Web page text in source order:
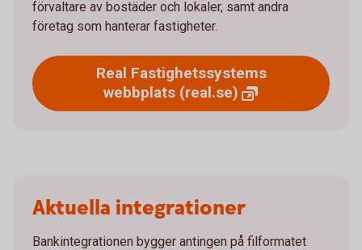
förvaltare av bostäder och lokaler, samt andra
företag som hanterar fastigheter.
Real Fastighetssystems
webbplats (real.se)
Aktuella integrationer
Bankintegrationen bygger antingen på filformatet